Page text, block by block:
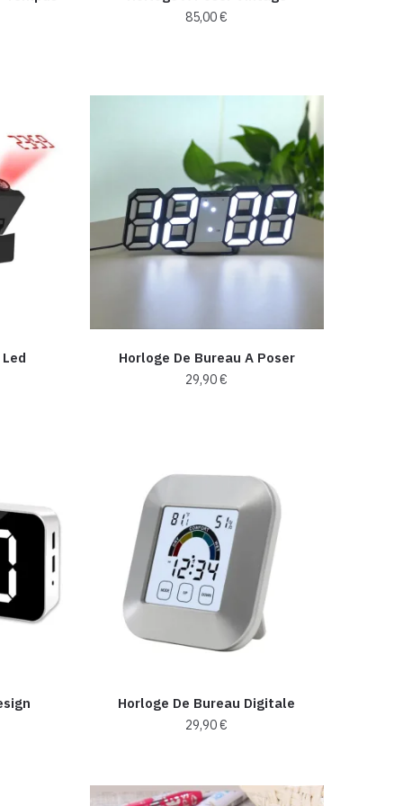
85,00€
Horloge De Bureau A Poser
29,90€
Horloge De Bureau Digitale
29,90€